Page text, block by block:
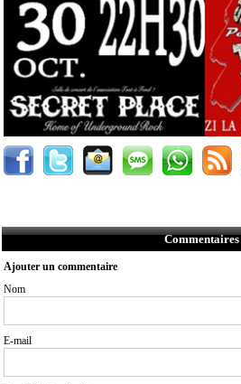
Commentaires
Ajouter un commentaire
Nom
E-mail